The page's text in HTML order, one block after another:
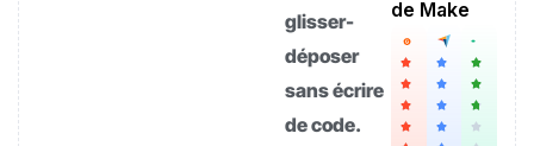
glisser-
déposer
sans écrire
de code.
de Make